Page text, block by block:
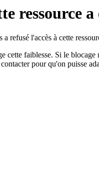
ressource
refusé l'accès à cette
cette faiblesse. Si le
pour qu'on puisse